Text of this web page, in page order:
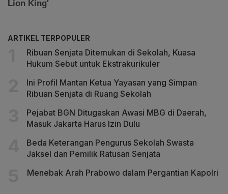
ARTIKEL TERPOPULER
Ribuan Senjata Ditemukan di Sekolah, Kuasa
Hukum Sebut untuk Ekstrakurikuler
Ini Profil Mantan Ketua Yayasan yang Simpan
Ribuan Senjata di Ruang Sekolah
Pejabat BGN Ditugaskan Awasi MBG di Daerah,
Masuk Jakarta Harus Izin Dulu
Beda Keterangan Pengurus Sekolah Swasta
Jaksel dan Pemilik Ratusan Senjata
Menebak Arah Prabowo dalam Pergantian Kapolri